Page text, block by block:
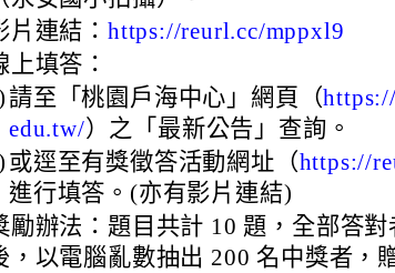
片連結： https://reurl.cc/mppxl9
上填答：
請至「桃園戶海中心」網頁（
edu.tw/）之「最新公告」查詢。
或逕至有獎徵答活動網址（https://
進行填答。(亦有影片連結)
勵辦法：題目共計 10 題，全部答
，以電腦亂數抽出 200 名中獎者，